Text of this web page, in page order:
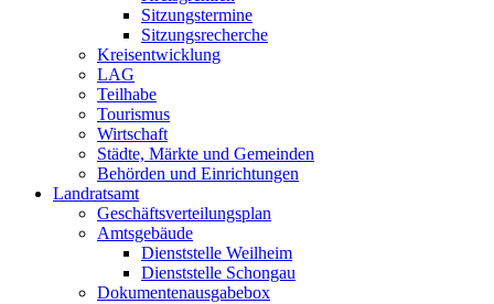
Sitzungstermine
Sitzungsrecherche
Kreisentwicklung
LAG
Teilhabe
Tourismus
Wirtschaft
Städte, Märkte und Gemeinden
Behörden und Einrichtungen
Landratsamt
Geschäftsverteilungsplan
Amtsgebäude
Dienststelle Weilheim
Dienststelle Schongau
Dokumentenausgabebox